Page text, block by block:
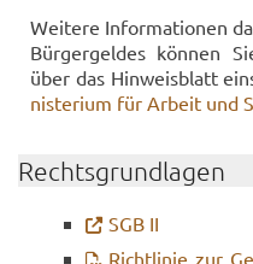
Wei­te­re In­for­ma­tio­nen
Bür­ger­gel­des kön­nen
über das Hin­weis­blatt
nis­te­ri­um für Ar­beit und
Rechts­grund­la­gen
SGB II
Richt­li­nie zur